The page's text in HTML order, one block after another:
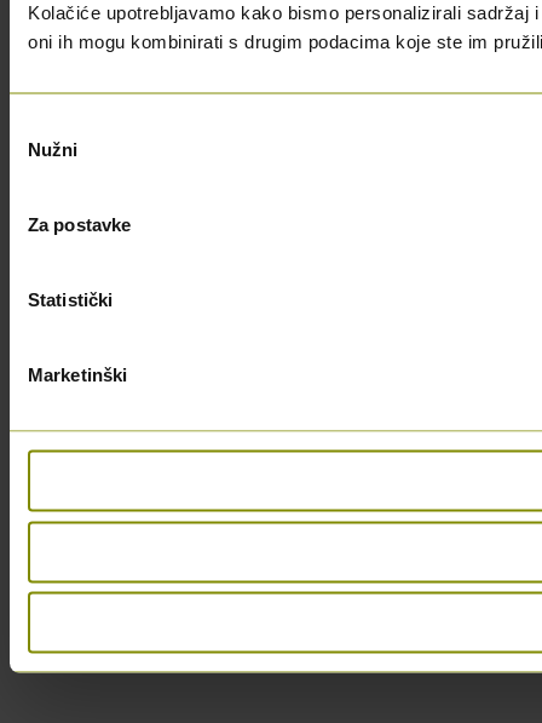
Kolačiće upotrebljavamo kako bismo personalizirali
oni ih mogu kombinirati s drugim podacima koje ste im
pristanka
Nužni
Za postavke
Statistički
Marketinški